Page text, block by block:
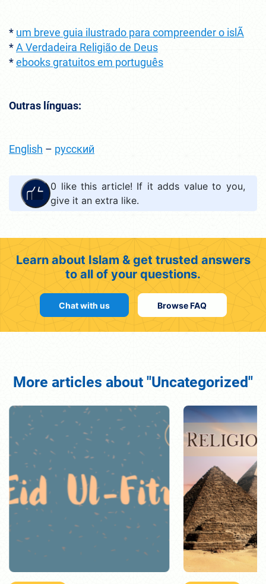
* um breve guia ilustrado para compreender o islÃ
*A Verdadeira Religião de Deus
*ebooks gratuitos em português
Outras línguas:
English – русский
0 like this article! If it adds value to you,
give it an extra like.
Learn about Islam & get trusted answers
to all of your questions.
Chat with us Browse FAQ
More articles about "Uncategorized"